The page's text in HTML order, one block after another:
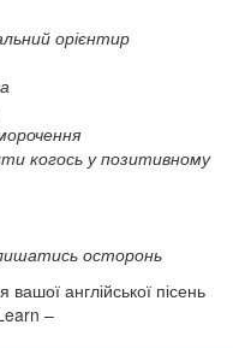
орієнтир
когось у позитивному
осторонь
англійської пісень
–